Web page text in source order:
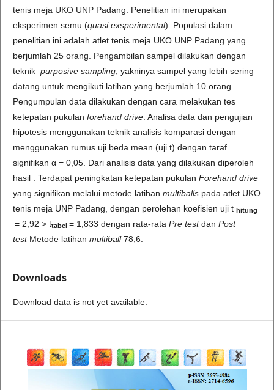
tenis meja UKO UNP Padang. Penelitian ini merupakan
eksperimen semu (quasi exsperimental). Populasi dalam
penelitian ini adalah atlet tenis meja UKO UNP Padang yang
berjumlah 25 orang. Pengambilan sampel dilakukan dengan
teknik purposive sampling , yakninya sampel yang lebih sering
datang untuk mengikuti latihan yang berjumlah 10 orang.
Pengumpulan data dilakukan dengan cara melakukan tes
ketepatan pukulan forehand drive . Analisa data dan pengujian
hipotesis menggunakan teknik analisis komparasi dengan
menggunakan rumus uji beda mean (uji t) dengan taraf
signifikan α = 0,05. Dari analisis data yang dilakukan diperoleh
hasil : Terdapat peningkatan ketepatan pukulan Forehand drive
yang signifikan melalui metode latihan multiballs pada atlet UKO
tenis meja UNP Padang, dengan perolehan koefisien uji t hitung
= 2,92 > ttabel = 1,833 dengan rata-rata Pre testdan Post
testMetode latihan multiball78,6.
Downloads
Download data is not yet available.